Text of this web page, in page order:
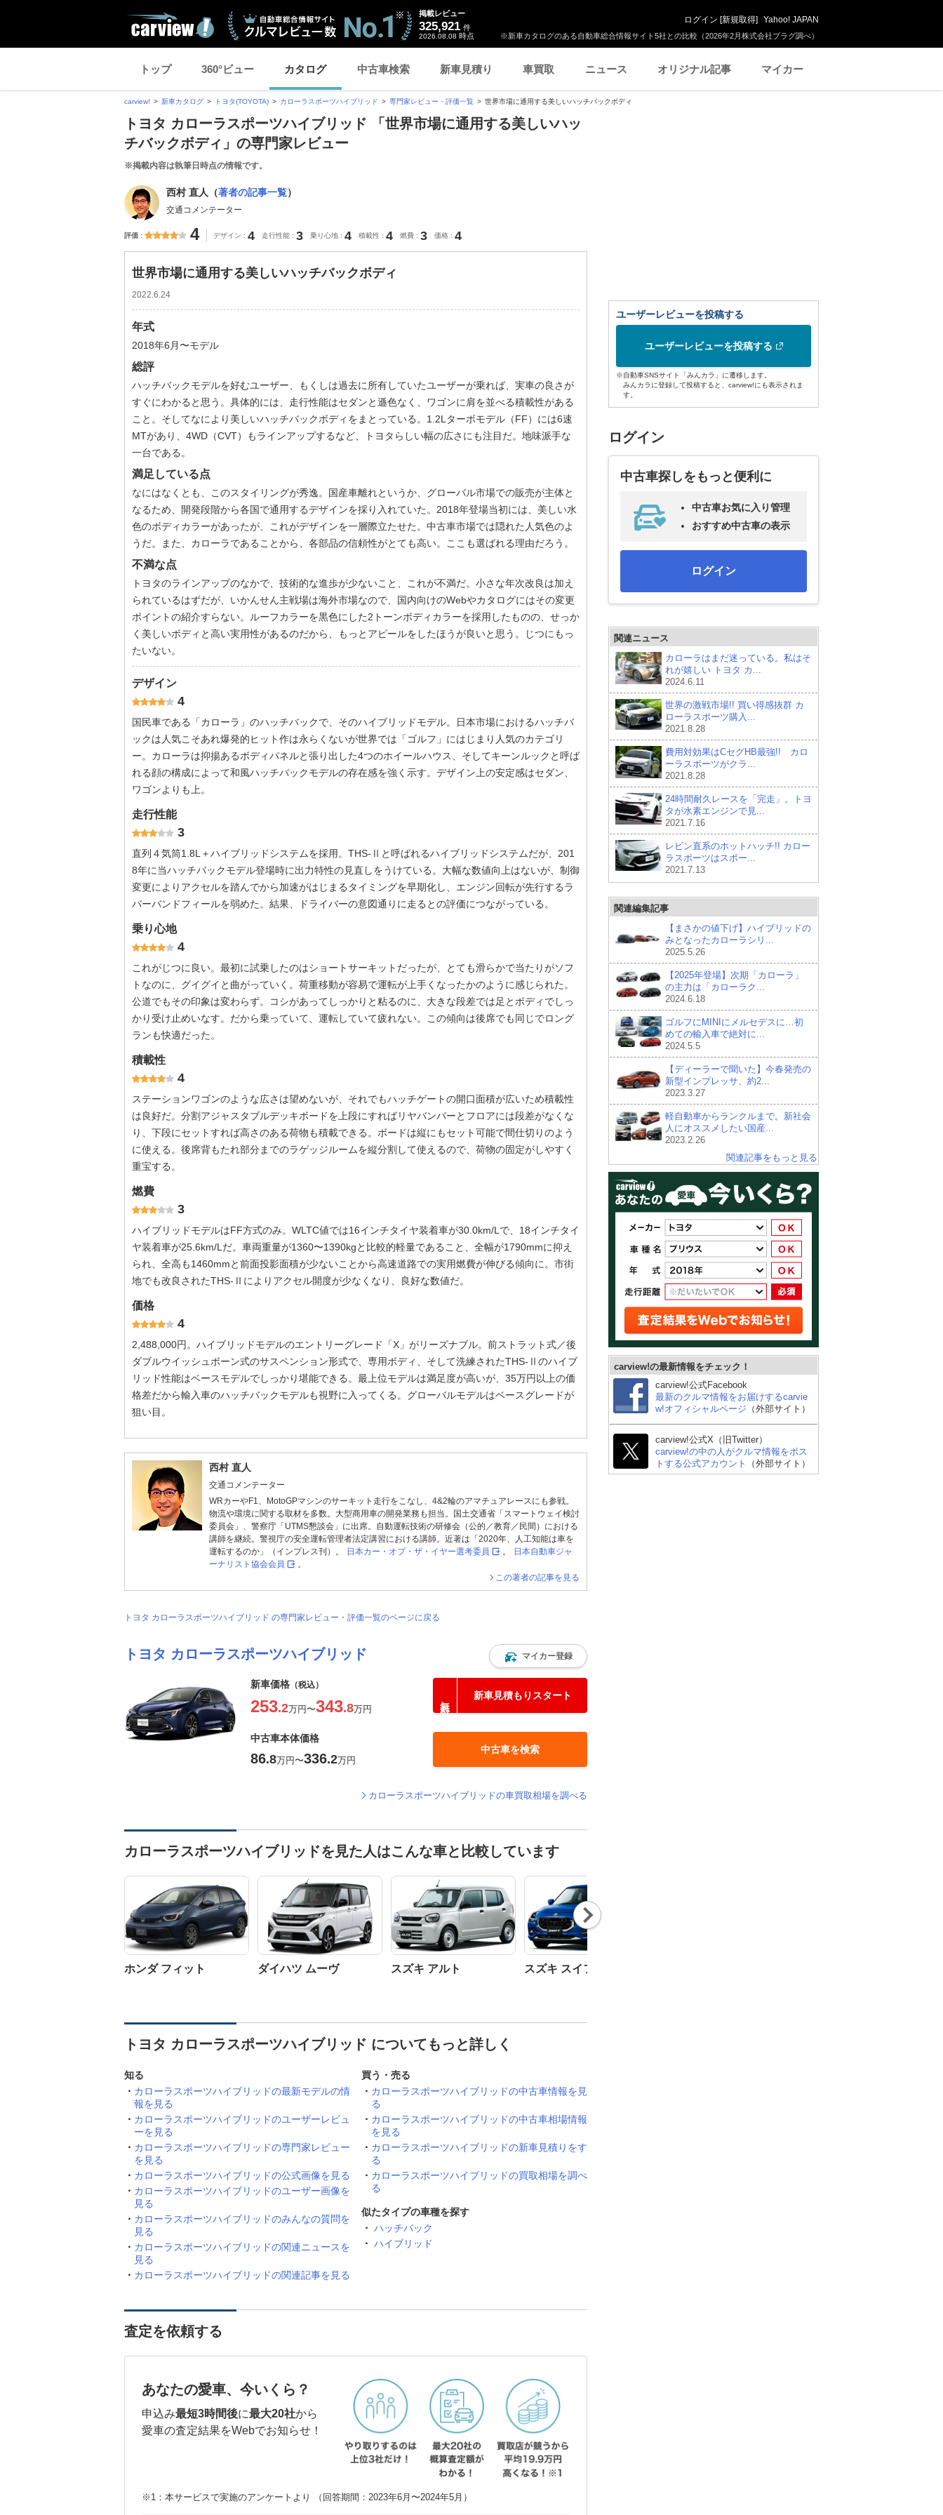
※新車カタログのある自動車総合情報サイト5社との比較（2026年2月株式会社プラグ調べ）
掲載レビュー
325,921 件
2026.08.08 時点
ログイン [新規取得] Yahoo! JAPAN
トップ 360°ビュー カタログ 中古車検索 新車見積り 車買取 ニュース オリジナル記事 マイカー
carview! 新車カタログ トヨタ(TOYOTA) カローラスポーツハイブリッド 専門家レビュー・評価一覧 世界市場に通用する美しいハッチバックボディ
トヨタ カローラスポーツハイブリッド 「世界市場に通用する美しいハッ
チバックボディ」の専門家レビュー
※掲載内容は執筆日時点の情報です。
西村 直人（著者の記事一覧）
交通コメンテーター
評価 4 デザイン 4 走行性能 3 乗り心地 4 積載性 4 燃費 3 価格 4
世界市場に通用する美しいハッチバックボディ
2022.6.24
年式
2018年6月〜モデル
総評
ハッチバックモデルを好むユーザー、もくしは過去に所有していたユーザーが乗れば、実車の良さが
すぐにわかると思う。具体的には、走行性能はセダンと遜色なく、ワゴンに肩を並べる積載性がある
こと。そしてなにより美しいハッチバックボディをまとっている。1.2Lターボモデル（FF）には6速
MTがあり、4WD（CVT）もラインアップするなど、トヨタらしい幅の広さにも注目だ。地味派手な
一台である。
満足している点
なにはなくとも、このスタイリングが秀逸。国産車離れというか、グローバル市場での販売が主体と
なるため、開発段階から各国で通用するデザインを採り入れていた。2018年登場当初には、美しい水
色のボディカラーがあったが、これがデザインを一層際立たせた。中古車市場では隠れた人気色のよ
うだ。また、カローラであることから、各部品の信頼性がとても高い。ここも選ばれる理由だろう。
不満な点
トヨタのラインアップのなかで、技術的な進歩が少ないこと、これが不満だ。小さな年次改良は加え
られているはずだが、いかんせん主戦場は海外市場なので、国内向けのWebやカタログにはその変更
ポイントの紹介すらない。ルーフカラーを黒色にした2トーンボディカラーを採用したものの、せっか
く美しいボディと高い実用性があるのだから、もっとアピールをしたほうが良いと思う。じつにもっ
たいない。
デザイン
4
国民車である「カローラ」のハッチバックで、そのハイブリッドモデル。日本市場におけるハッチバ
ックは人気こそあれ爆発的ヒット作は永らくないが世界では「ゴルフ」にはじまり人気のカテゴリ
ー。カローラは抑揚あるボディパネルと張り出した4つのホイールハウス、そしてキーンルックと呼ば
れる顔の構成によって和風ハッチバックモデルの存在感を強く示す。デザイン上の安定感はセダン、
ワゴンよりも上。
走行性能
3
直列４気筒1.8L＋ハイブリッドシステムを採用。THS-Ⅱと呼ばれるハイブリッドシステムだが、201
8年に当ハッチバックモデル登場時に出力特性の見直しをうけている。大幅な数値向上はないが、制御
変更によりアクセルを踏んでから加速がはじまるタイミングを早期化し、エンジン回転が先行するラ
バーバンドフィールを弱めた。結果、ドライバーの意図通りに走るとの評価につながっている。
乗り心地
4
これがじつに良い。最初に試乗したのはショートサーキットだったが、とても滑らかで当たりがソフ
トなのに、グイグイと曲がっていく。荷重移動が容易で運転が上手くなったかのように感じられた。
公道でもその印象は変わらず。コシがあってしっかりと粘るのに、大きな段差では足とボディでしっ
かり受け止めいなす。だから乗っていて、運転していて疲れない。この傾向は後席でも同じでロング
ランも快適だった。
積載性
4
ステーションワゴンのような広さは望めないが、それでもハッチゲートの開口面積が広いため積載性
は良好だ。分割アジャスタブルデッキボードを上段にすればリヤバンパーとフロアには段差がなくな
り、下段にセットすれば高さのある荷物も積載できる。ボードは縦にもセット可能で間仕切りのよう
に使える。後席背もたれ部分までのラゲッジルームを縦分割して使えるので、荷物の固定がしやすく
重宝する。
燃費
3
ハイブリッドモデルはFF方式のみ。WLTC値では16インチタイヤ装着車が30.0km/Lで、18インチタイ
ヤ装着車が25.6km/Lだ。車両重量が1360〜1390kgと比較的軽量であること、全幅が1790mmに抑え
られ、全高も1460mmと前面投影面積が少ないことから高速道路での実用燃費が伸びる傾向に。市街
地でも改良されたTHS-Ⅱによりアクセル開度が少なくなり、良好な数値だ。
価格
4
2,488,000円。ハイブリッドモデルのエントリーグレード「X」がリーズナブル。前ストラット式／後
ダブルウイッシュボーン式のサスペンション形式で、専用ボディ、そして洗練されたTHS-Ⅱのハイブ
リッド性能はベースモデルでしっかり堪能できる。最上位モデルは満足度が高いが、35万円以上の価
格差だから輸入車のハッチバックモデルも視野に入ってくる。グローバルモデルはベースグレードが
狙い目。
西村 直人
交通コメンテーター
WRカーやF1、MotoGPマシンのサーキット走行をこなし、4&2輪のアマチュアレースにも参戦。
物流や環境に関する取材を多数。大型商用車の開発業務も担当。国土交通省「スマートウェイ検討
委員会」、警察庁「UTMS懇談会」に出席。自動運転技術の研修会（公的／教育／民間）における
講師を継続。警視庁の安全運転管理者法定講習における講師。近著は「2020年、人工知能は車を
運転するのか」（インプレス刊）。
日本カー・オブ・ザ・イヤー選考委員 。
日本自動車ジャ
ーナリスト協会会員
。
この著者の記事を見る
トヨタ カローラスポーツハイブリッド の専門家レビュー・評価一覧のページに戻る
トヨタ カローラスポーツハイブリッド マイカー登録
新車価格 （税込）
253.2万円〜343.8万円
新車見積もりスタート
中古車本体価格
86.8万円〜336.2万円
中古車を検索
カローラスポーツハイブリッドの車買取相場を調べる
カローラスポーツハイブリッドを見た人はこんな車と比較しています
ホンダ フィット ダイハツ ムーヴ スズキ アルト スズキ スイフト
Nex
t
トヨタ カローラスポーツハイブリッド についてもっと詳しく
知る
カローラスポーツハイブリッドの最新モデルの情
報を見る
カローラスポーツハイブリッドのユーザーレビュ
ーを見る
カローラスポーツハイブリッドの専門家レビュー
を見る
カローラスポーツハイブリッドの公式画像を見る
カローラスポーツハイブリッドのユーザー画像を
見る
カローラスポーツハイブリッドのみんなの質問を
見る
カローラスポーツハイブリッドの関連ニュースを
見る
カローラスポーツハイブリッドの関連記事を見る
買う・売る
カローラスポーツハイブリッドの中古車情報を見
る
カローラスポーツハイブリッドの中古車相場情報
を見る
カローラスポーツハイブリッドの新車見積りをす
る
カローラスポーツハイブリッドの買取相場を調べ
る
似たタイプの車種を探す
ハッチバック
ハイブリッド
査定を依頼する
あなたの愛車、今いくら？
申込み最短3時間後に最大20社から
愛車の査定結果をWebでお知らせ！
※1：本サービスで実施のアンケートより （回答期間：2023年6月〜2024年5月）
ユーザーレビューを投稿する
ユーザーレビューを投稿する
※自動車SNSサイト「みんカラ」に遷移します。
みんカラに登録して投稿すると、carview!にも表示されま
す。
ログイン
中古車探しをもっと便利に
中古車お気に入り管理
おすすめ中古車の表示
ログイン
関連ニュース
カローラはまだ迷っている。私はそ
れが嬉しい トヨタ カ...
2024.6.11
世界の激戦市場!! 買い得感抜群 カ
ローラスポーツ購入...
2021.8.28
費用対効果はCセグHB最強!! カロ
ーラスポーツがクラ...
2021.8.28
24時間耐久レースを「完走」。トヨ
タが水素エンジンで見...
2021.7.16
レビン直系のホットハッチ!! カロー
ラスポーツはスポー...
2021.7.13
関連編集記事
【まさかの値下げ】ハイブリッドの
みとなったカローラシリ...
2025.5.26
【2025年登場】次期「カローラ」
の主力は「カローラク...
2024.6.18
ゴルフにMINIにメルセデスに…初
めての輸入車で絶対に...
2024.5.5
【ディーラーで聞いた】今春発売の
新型インプレッサ、約2...
2023.3.27
軽自動車からランクルまで。新社会
人にオススメしたい国産...
2023.2.26
関連記事をもっと見る
carview!の最新情報をチェック！
carview!公式Facebook
最新のクルマ情報をお届けするcarvie
w!オフィシャルページ （外部サイト）
carview!公式X（旧Twitter）
carview!の中の人がクルマ情報をポス
トする公式アカウント
（外部サイト）